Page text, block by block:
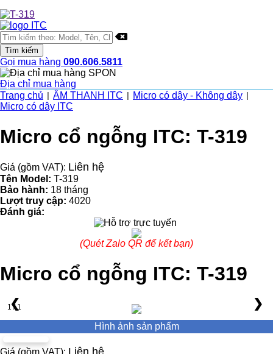
Gọi mua hàng 090.606.5811
Địa chỉ mua hàng
Trang chủ
ÂM THANH ITC Micro có dây - Không dây
Micro có dây ITC
Micro cổ ngỗng ITC: T-319
Giá (gồm VAT): Liên hệ
Tên Model: T-319
Bảo hành: 18 tháng
Lượt truy cập: 4020
Đánh giá:
(Quét Zalo QR để kết bạn)
Micro cổ ngỗng ITC: T-319
1 / 1
❮ ❯
Hình ảnh sản phẩm